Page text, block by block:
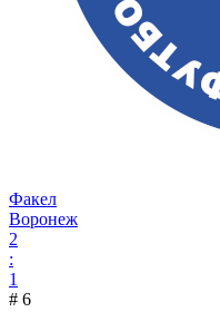
Факел
Воронеж
2
:
1
# 6